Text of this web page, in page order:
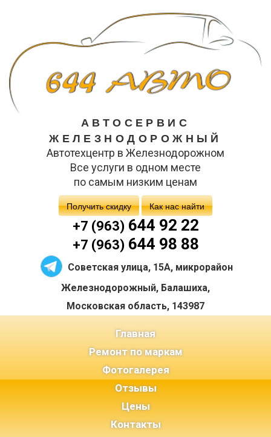
АВТОСЕРВИС
ЖЕЛЕЗНОДОРОЖНЫЙ
Автотехцентр в Железнодорожном
Все услуги в одном месте
по самым низким ценам
Получить скидку Как нас найти
+7 (963)644 92 22
+7 (963)644 98 88
Советская улица, 15А, микрорайон
Железнодорожный, Балашиха,
Московская область, 143987
Главная(current)
Ремонт по маркам
Фотогалерея
Отзывы
Цены
Контакты